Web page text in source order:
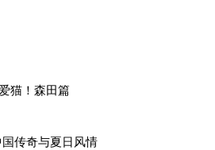
猫！森田篇
传奇与夏日风情